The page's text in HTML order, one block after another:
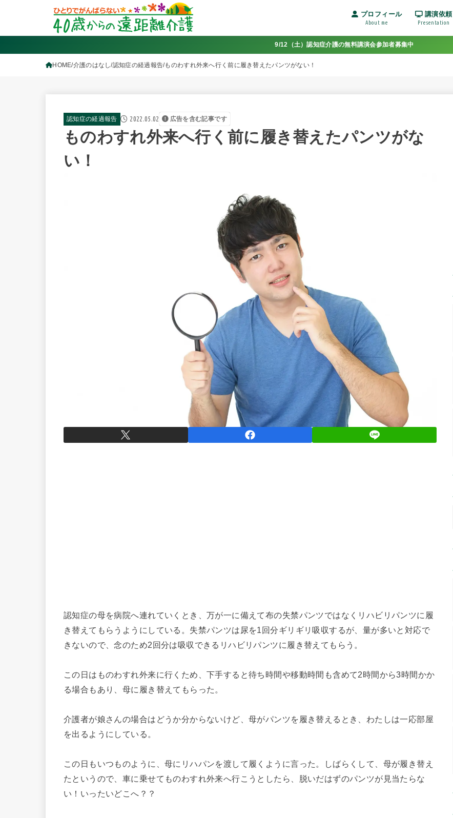
プロフィール
About me
講演依頼
Presentation
9/12（土）認知症介護の無料講演会参加者募集中
HOME 介護のはなし 認知症の経過報告 ものわすれ外来へ行く前に履き替えたパンツがない！
認知症の経過報告 2022.05.02 広告を含む記事です
ものわすれ外来へ行く前に履き替えたパンツがな
い！
認知症の母を病院へ連れていくとき、万が一に備えて布の失禁パンツではなくリハビリパンツに履
き替えてもらうようにしている。失禁パンツは尿を1回分ギリギリ吸収するが、量が多いと対応で
きないので、念のため2回分は吸収できるリハビリパンツに履き替えてもらう。
この日はものわすれ外来に行くため、下手すると待ち時間や移動時間も含めて2時間から3時間かか
る場合もあり、母に履き替えてもらった。
介護者が娘さんの場合はどうか分からないけど、母がパンツを履き替えるとき、わたしは一応部屋
を出るようにしている。
この日もいつものように、母にリハパンを渡して履くように言った。しばらくして、母が履き替え
たというので、車に乗せてものわすれ外来へ行こうとしたら、脱いだはずのパンツが見当たらな
い！いったいどこへ？？